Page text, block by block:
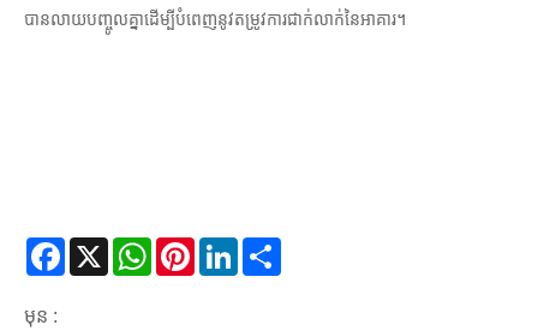
បានលាយបញ្ចូលគ្នាដើម្បីបំពេញនូវតម្រូវការជាក់លាក់នៃអាគារ។
Facebook
X WhatsAppPinterestLinkedIn
មុន :